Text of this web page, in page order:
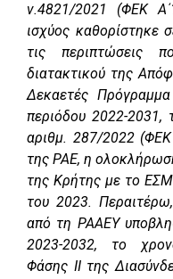
ν.4821/2021 (ΦΕΚ
ισχύος καθορίστηκε
τις περιπτώσεις
διατακτικού της
Δεκαετές
περιόδου 2022-2031,
αριθμ. 287/2022
της ΡΑΕ, η
της Κρήτης με το
του 2023.
από τη ΡΑΑΕΥ
2023-2032, το
Φάσης ΙΙ της